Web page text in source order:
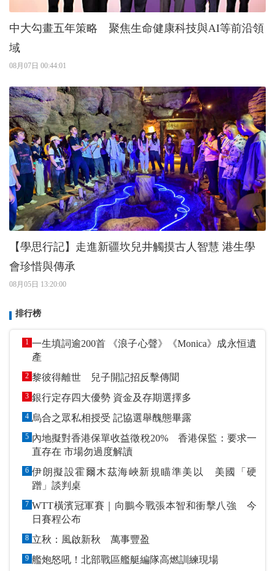
中大勾畫五年策略 聚焦生命健康科技與AI等前沿領
域
08月07日 00:44:01
【學思行記】走進新疆坎兒井觸摸古人智慧 港生學
會珍惜與傳承
08月05日 13:20:00
排行榜
1 一生填詞逾200首 《浪子心聲》《Monica》成永恒遺
產
2 黎彼得離世 兒子開記招反擊傳聞
3 銀行定存四大優勢 資金及存期選擇多
4 烏合之眾私相授受 記協選舉醜態畢露
5 內地擬對香港保單收益徵稅20% 香港保監：要求一
直存在 市場勿過度解讀
6 伊朗擬設霍爾木茲海峽新規瞄準美以 美國「硬
蹭」談判桌
7 WTT橫濱冠軍賽｜向鵬今戰張本智和衝擊八強 今
日賽程公布
8 立秋：風啟新秋 萬事豐盈
9 艦炮怒吼！北部戰區艦艇編隊高燃訓練現場